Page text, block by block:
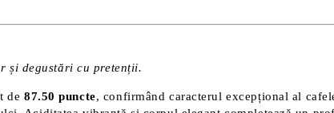
și degustări cu pretenții.
de 87.50 puncte, confirmând caracterul excepțional al